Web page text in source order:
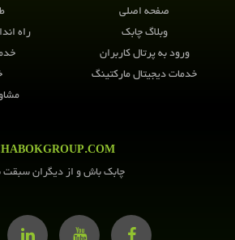
صفحه اصلی
وبلاگ چابک
ورود به پرتال کاربران
خدمات دیجیتال مارکتینگ
راه
چابک باش و از دیگران سبقت